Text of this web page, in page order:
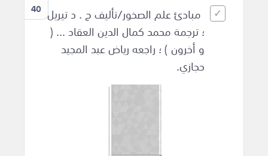
40 مبادئ علم الصخور/تأليف ج . د تيريل
؛ ترجمة محمد كمال الدين العقاد ... (
و أخرون ) ؛ راجعه رياض عبد المجيد
حجازي.